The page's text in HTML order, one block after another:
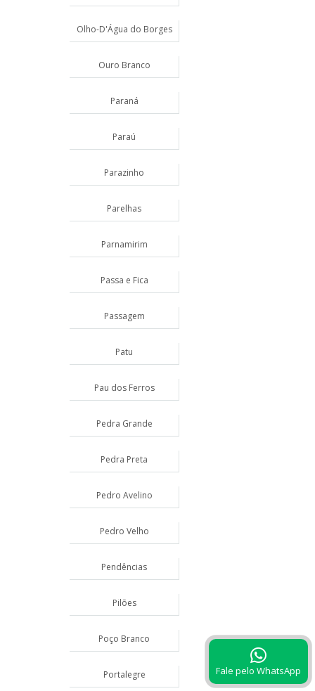
Olho-D'Água do Borges
Ouro Branco
Paraná
Paraú
Parazinho
Parelhas
Parnamirim
Passa e Fica
Passagem
Patu
Pau dos Ferros
Pedra Grande
Pedra Preta
Pedro Avelino
Pedro Velho
Pendências
Pilões
Poço Branco
Portalegre Fale pelo WhatsApp